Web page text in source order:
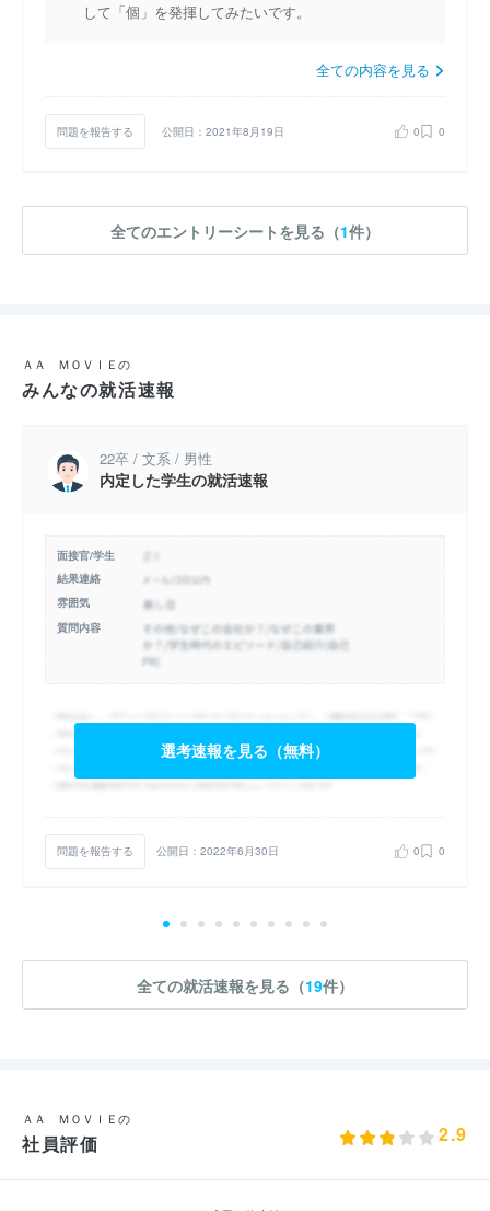
して「個」を発揮してみたいです。
全ての内容を見る
問題を報告する 公開日：2021年8月19日 0 0
全てのエントリーシートを見る（1件）
ＡＡ ＭＯＶＩＥの
みんなの就活速報
22卒 / 文系 / 男性
内定した学生の就活速報
面接官/学生
結果連絡
雰囲気
質問内容
選考速報を見る（無料）
問題を報告する 公開日：2022年6月30日 0 0
全ての就活速報を見る（19件）
ＡＡ ＭＯＶＩＥの
社員評価 2.9